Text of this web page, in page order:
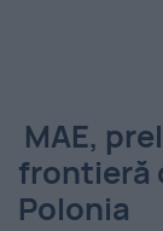
MAE,
frontieră
Polonia